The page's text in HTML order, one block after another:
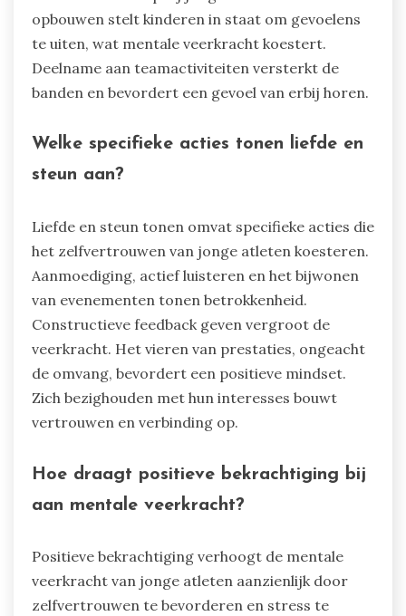
opbouwen stelt kinderen in staat om gevoelens
te uiten, wat mentale veerkracht koestert.
Deelname aan teamactiviteiten versterkt de
banden en bevordert een gevoel van erbij horen.
Welke specifieke acties tonen liefde en
steun aan?
Liefde en steun tonen omvat specifieke acties die
het zelfvertrouwen van jonge atleten koesteren.
Aanmoediging, actief luisteren en het bijwonen
van evenementen tonen betrokkenheid.
Constructieve feedback geven vergroot de
veerkracht. Het vieren van prestaties, ongeacht
de omvang, bevordert een positieve mindset.
Zich bezighouden met hun interesses bouwt
vertrouwen en verbinding op.
Hoe draagt positieve bekrachtiging bij
aan mentale veerkracht?
Positieve bekrachtiging verhoogt de mentale
veerkracht van jonge atleten aanzienlijk door
zelfvertrouwen te bevorderen en stress te